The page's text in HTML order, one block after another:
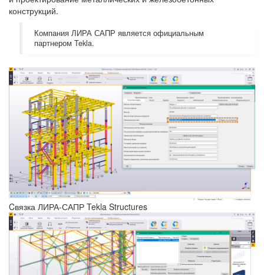
конструкций.
Компания ЛИРА САПР является официальным
партнером Tekla.
Cвязка ЛИРА-САПР Tekla Structures